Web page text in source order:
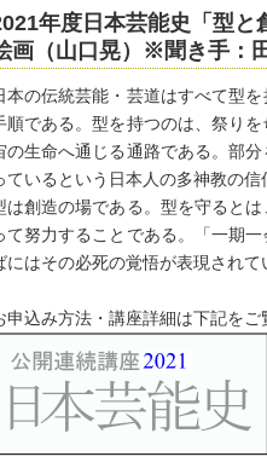
年度日本芸能史「型と
画（山口晃）※聞き手：
本の伝統芸能・芸道はすべて型
順である。型を持つのは、祭り
の生命へ通じる通路である。部
ているという日本人の多神教の信
は創造の場である。型を守ると
て努力することである。「一期
にはその必死の覚悟が表現され
申込み方法・講座詳細は下記をご